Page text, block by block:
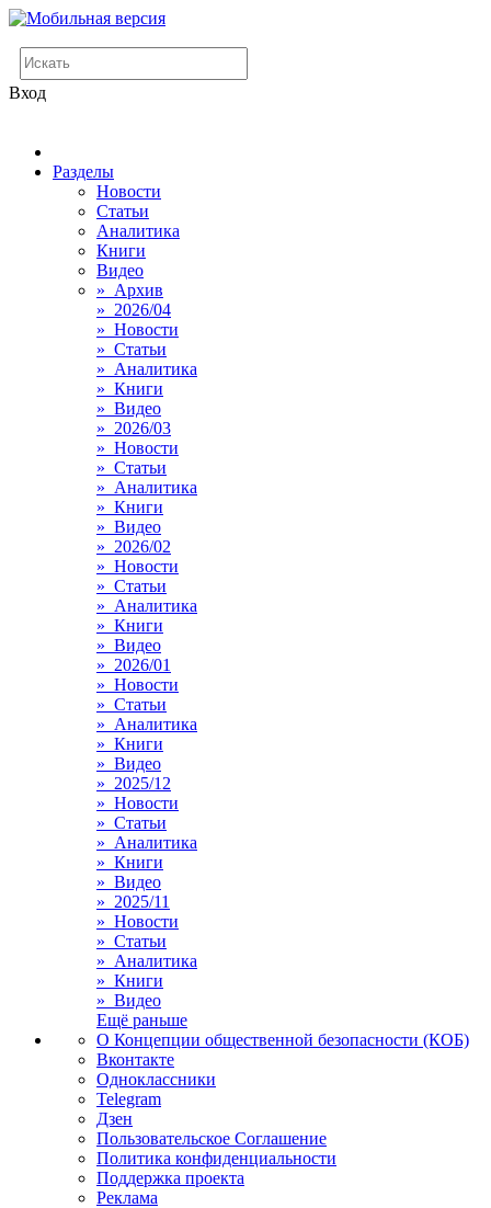
Вход
Разделы
Новости
Статьи
Аналитика
Книги
Видео
» Архив
» 2026/04
» Новости
» Статьи
» Аналитика
» Книги
» Видео
» 2026/03
» Новости
» Статьи
» Аналитика
» Книги
» Видео
» 2026/02
» Новости
» Статьи
» Аналитика
» Книги
» Видео
» 2026/01
» Новости
» Статьи
» Аналитика
» Книги
» Видео
» 2025/12
» Новости
» Статьи
» Аналитика
» Книги
» Видео
» 2025/11
» Новости
» Статьи
» Аналитика
» Книги
» Видео
Ещё раньше
О Концепции общественной безопасности (КОБ)
Вконтакте
Одноклассники
Telegram
Дзен
Пользовательское Соглашение
Политика конфиденциальности
Поддержка проекта
Реклама